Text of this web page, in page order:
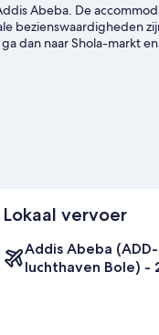
Abeba. De
bezienswaardigheden
dan naar Shola-markt
Lokaal vervoer
Addis Abeba
luchthaven Bole) -